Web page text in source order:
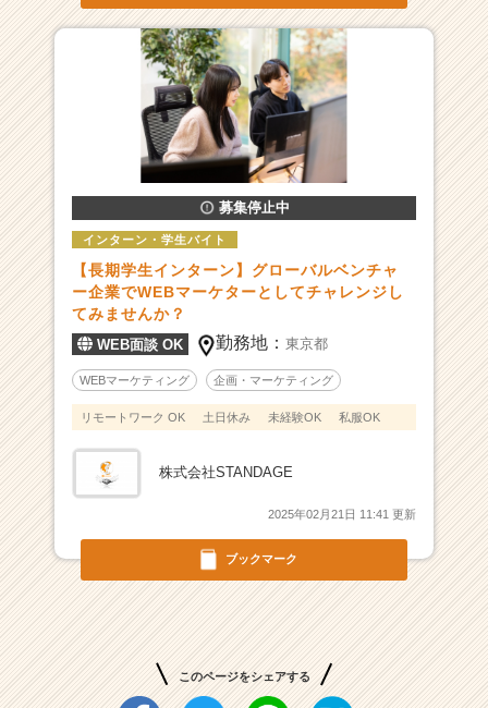
ラ
ッ
ト
フ
ォ
ー
ム
開
発！
貿
易
T
e
c
h
ベ
ン
チ
ー！
ン
ャ
企
業
ブックマーク
募集停止中
インターン・学生バイト
【長期学生インターン】グローバルベンチャ
ー企業でWEBマーケターとしてチャレンジし
てみませんか？
WEB面談 OK 勤務地：東京都
WEBマーケティング 企画・マーケティング
リモートワーク OK 土日休み 未経験OK 私服OK
株式会社STANDAGE
2025年02月21日 11:41 更新
このページをシェアする